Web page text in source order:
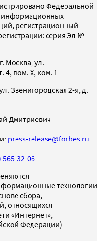
Федеральной
информационных
регистрационный
серия Эл №
Москва, ул.
4, пом. X, ком. 1
Звенигородская 2-я, д.
Дмитриевич
press-release@forbes.ru
565-32-06
технологии
сбора,
относящихся
«Интернет»,
Федерации)